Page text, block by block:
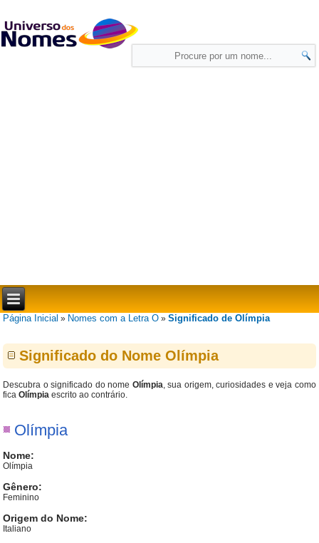
Página Inicial » Nomes com a Letra O »Significado de Olímpia
Significado do Nome Olímpia
Descubra o significado do nome Olímpia, sua origem, curiosidades e veja como
ficaOlímpia escrito ao contrário.
Olímpia
Nome:
Olímpia
Gênero:
Feminino
Origem do Nome:
Italiano